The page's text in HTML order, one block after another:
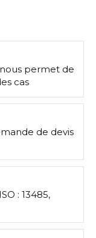
permet de
cas
de devis
: 13485,